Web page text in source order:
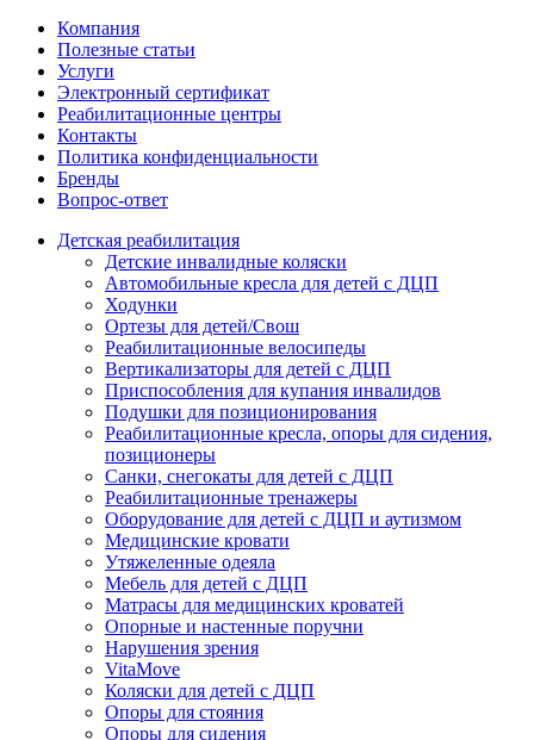
Компания
Полезные статьи
Услуги
Электронный сертификат
Реабилитационные центры
Контакты
Политика конфиденциальности
Бренды
Вопрос-ответ
Детская реабилитация
Детские инвалидные коляски
Автомобильные кресла для детей с ДЦП
Ходунки
Ортезы для детей/Свош
Реабилитационные велосипеды
Вертикализаторы для детей с ДЦП
Приспособления для купания инвалидов
Подушки для позиционирования
Реабилитационные кресла, опоры для сидения,
позиционеры
Санки, снегокаты для детей с ДЦП
Реабилитационные тренажеры
Оборудование для детей с ДЦП и аутизмом
Медицинские кровати
Утяжеленные одеяла
Мебель для детей с ДЦП
Матрасы для медицинских кроватей
Опорные и настенные поручни
Нарушения зрения
VitaMove
Коляски для детей с ДЦП
Опоры для стояния
Опоры для сидения